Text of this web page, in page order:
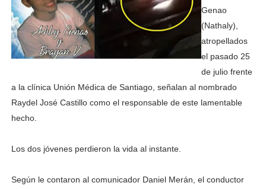
Genao
(Nathaly),
atropellados
el pasado 25
de julio frente
a la clínica Unión Médica de Santiago, señalan al nombrado
Raydel José Castillo como el responsable de este lamentable
hecho.
Los dos jóvenes perdieron la vida al instante.
Según le contaron al comunicador Daniel Merán, el conductor